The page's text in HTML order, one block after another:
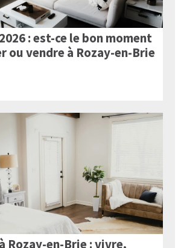
: est-ce le bon moment
ou vendre à Rozay-en-Brie
Rozay-en-Brie : vivre,